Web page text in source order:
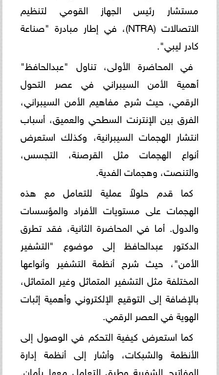
مستشار رئيس الجهاز القومي لتنظيم
الاتصالات (NTRA)، في إطار مبادرة "صناعة
كادر ليبي".
في المحاضرة الأولى، تناول "عبدالحافظ"
أهمية الأمن السيبراني في عصر التحول
الرقمي، حيث شرح مفاهيم الأمن السيبراني،
الفرق بين الإنترنت السطحي والعميق، أسباب
انتشار الهجمات السيبرانية، وكذلك استعرض
أنواع الهجمات مثل القرصنة، التجسس،
والتنصت، وهجمات الفدية.
كما قدم حلولاً عملية للتعامل مع هذه
الهجمات على مستويات الأفراد والمؤسسات
والدول. أما في المحاضرة الثانية، فقد تطرق
الدكتور عبدالحافظ إلى موضوع "التشفير
الأمن"، حيث شرح أنظمة التشفير وأنواعها
المختلفة مثل التشفير المتماثل وغير المتماثل،
بالإضافة إلى التوقيع الإلكتروني وأهمية إثبات
الهوية في العصر الرقمي.
كما استعرض كيفية التحكم في الوصول إلى
الأنظمة والشبكات، وأشار إلى أنظمة إدارة
المفاتيح الشفرية وطرق التعامل معها بأمان.